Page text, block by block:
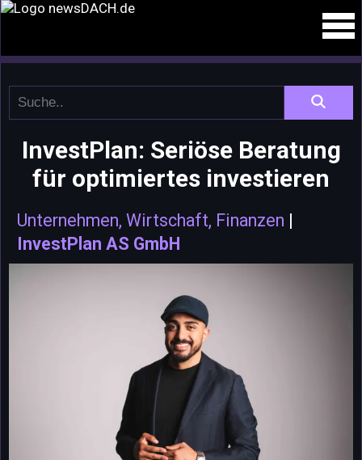
InvestPlan: Seriöse Beratung
für optimiertes investieren
Unternehmen, Wirtschaft, Finanzen |
InvestPlan AS GmbH